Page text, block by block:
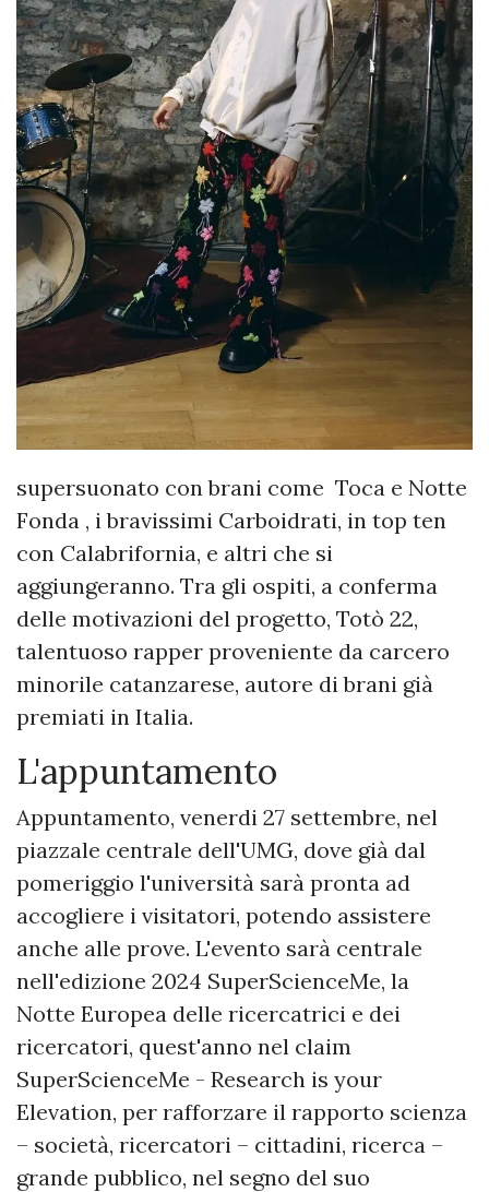
supersuonato con brani come Toca e Notte
Fonda , i bravissimi Carboidrati, in top ten
con Calabrifornia, e altri che si
aggiungeranno. Tra gli ospiti, a conferma
delle motivazioni del progetto, Totò 22,
talentuoso rapper proveniente da carcero
minorile catanzarese, autore di brani già
premiati in Italia.
L'appuntamento
Appuntamento, venerdi 27 settembre, nel
piazzale centrale dell'UMG, dove già dal
pomeriggio l'università sarà pronta ad
accogliere i visitatori, potendo assistere
anche alle prove. L'evento sarà centrale
nell'edizione 2024 SuperScienceMe, la
Notte Europea delle ricercatrici e dei
ricercatori, quest'anno nel claim
SuperScienceMe - Research is your
Elevation, per rafforzare il rapporto scienza
– società, ricercatori – cittadini, ricerca –
grande pubblico, nel segno del suo